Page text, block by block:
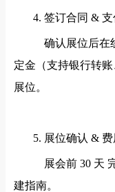
4. 签订合同 &
确认展位后在
定金（支持银行转
展位。
5. 展位确认 &
展会前 30 天
建指南。